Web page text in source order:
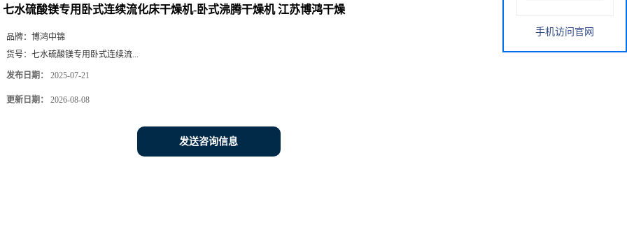
七水硫酸镁专用卧式连续流化床干燥机-卧式沸腾干燥机 江苏博鸿干燥
品牌： 博鸿中锦
货号： 七水硫酸镁专用卧式连续流...
发布日期： 2025-07-21
更新日期： 2026-08-08
发送咨询信息
手机访问官网